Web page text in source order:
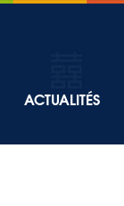
ACTUALITÉS